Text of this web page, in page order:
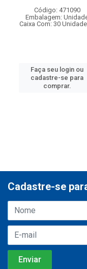
Código: 471090
Embalagem:
Caixa Com: 30
Faça seu login ou
cadastre-se para
comprar.
Cadastre-se